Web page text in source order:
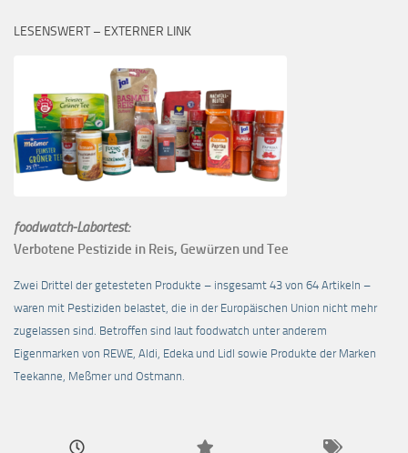
LESENSWERT – EXTERNER LINK
foodwatch-Labortest:
Verbotene Pestizide in Reis, Gewürzen und Tee
Zwei Drittel der getesteten Produkte – insgesamt 43 von 64 Artikeln –
waren mit Pestiziden belastet, die in der Europäischen Union nicht mehr
zugelassen sind. Betroffen sind laut foodwatch unter anderem
Eigenmarken von REWE, Aldi, Edeka und Lidl sowie Produkte der Marken
Teekanne, Meßmer und Ostmann.